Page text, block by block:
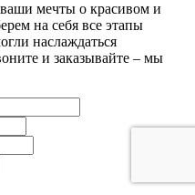
мечты о красивом и
на себя все этапы
наслаждаться
и заказывайте – мы